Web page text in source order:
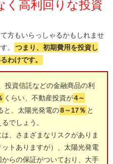
く高利回りな投資
方もいらっしゃるかもしれませ
。
つまり、初期費用を投資し
わけです。
投資信託などの金融商品の利
くらい、不動産投資が4～
と、太陽光発電の8～17％ と
でしょう。
、さまざまなリスクがありま
トありますが）、太陽光発電
らの保証がついており、大手